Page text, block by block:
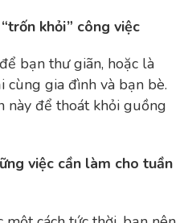
khỏi” công việc
bạn thư giãn, hoặc là
cùng gia đình và bạn bè.
này để thoát khỏi guồng
việc cần làm cho tuần